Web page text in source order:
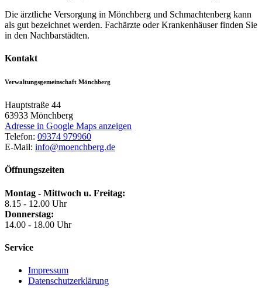
Die ärztliche Versorgung in Mönchberg und Schmachtenberg kann
als gut bezeichnet werden. Fachärzte oder Krankenhäuser finden Sie
in den Nachbarstädten.
Kontakt
Verwaltungsgemeinschaft Mönchberg
Hauptstraße 44
63933 Mönchberg
Adresse in Google Maps anzeigen
Telefon: 09374 979960
E-Mail: info@moenchberg.de
Öffnungszeiten
Montag - Mittwoch u. Freitag:
8.15 - 12.00 Uhr
Donnerstag:
14.00 - 18.00 Uhr
Service
Impressum
Datenschutzerklärung